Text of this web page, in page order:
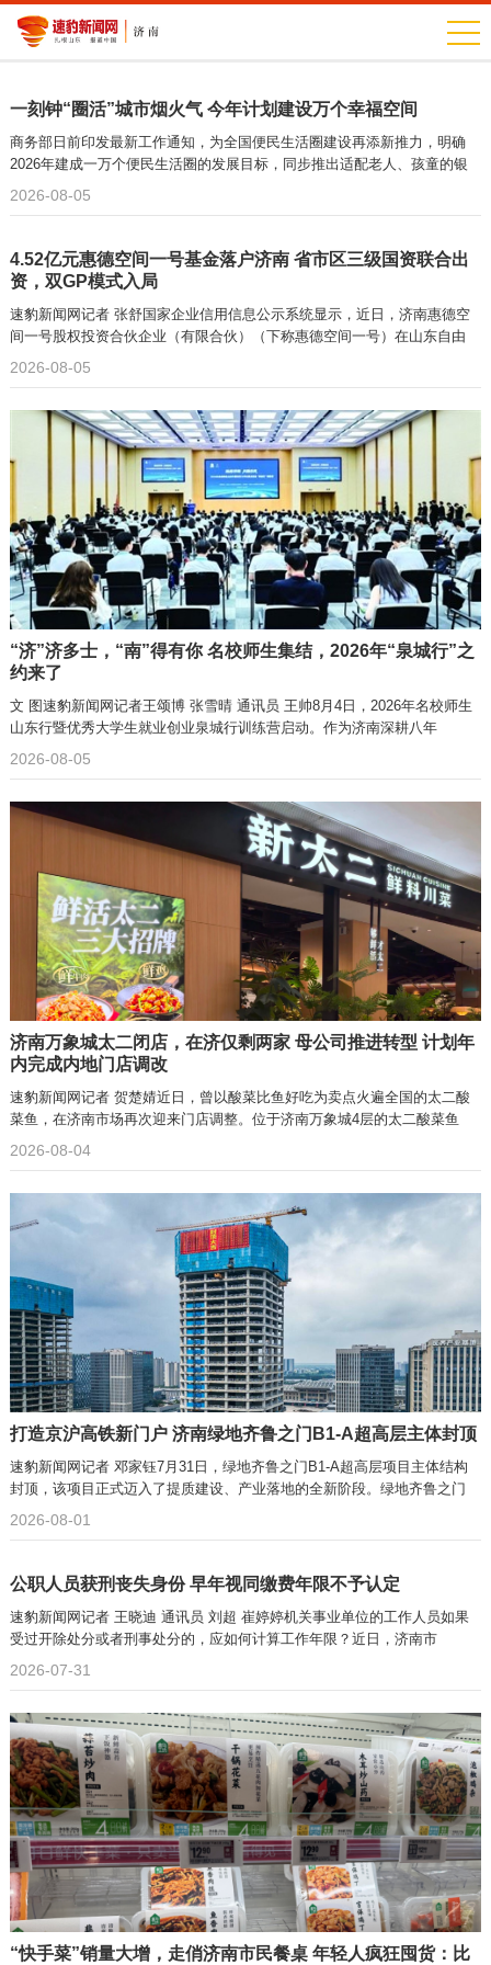
一刻钟“圈活”城市烟火气 今年计划建设万个幸福空间
商务部日前印发最新工作通知，为全国便民生活圈建设再添新推力，明确
2026年建成一万个便民生活圈的发展目标，同步推出适配老人、孩童的银
发金街、童趣乐园标准化建设方案，鼓励各类惠民活动走进社区。
2026-08-05
4.52亿元惠德空间一号基金落户济南 省市区三级国资联合出
资，双GP模式入局
速豹新闻网记者 张舒国家企业信用信息公示系统显示，近日，济南惠德空
间一号股权投资合伙企业（有限合伙）（下称惠德空间一号）在山东自由
2026-08-05
“济”济多士，“南”得有你 名校师生集结，2026年“泉城行”之
约来了
文 图速豹新闻网记者王颂博 张雪晴 通讯员 王帅8月4日，2026年名校师生
山东行暨优秀大学生就业创业泉城行训练营启动。作为济南深耕八年
2026-08-05
济南万象城太二闭店，在济仅剩两家 母公司推进转型 计划年
内完成内地门店调改
速豹新闻网记者 贺楚婧近日，曾以酸菜比鱼好吃为卖点火遍全国的太二酸
菜鱼，在济南市场再次迎来门店调整。位于济南万象城4层的太二酸菜鱼
2026-08-04
打造京沪高铁新门户 济南绿地齐鲁之门B1-A超高层主体封顶
速豹新闻网记者 邓家钰7月31日，绿地齐鲁之门B1-A超高层项目主体结构
封顶，该项目正式迈入了提质建设、产业落地的全新阶段。绿地齐鲁之门
2026-08-01
公职人员获刑丧失身份 早年视同缴费年限不予认定
速豹新闻网记者 王晓迪 通讯员 刘超 崔婷婷机关事业单位的工作人员如果
受过开除处分或者刑事处分的，应如何计算工作年限？近日，济南市
2026-07-31
“快手菜”销量大增，走俏济南市民餐桌 年轻人疯狂囤货：比